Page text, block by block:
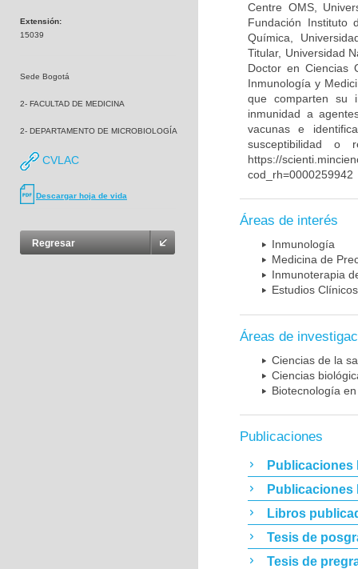
Extensión:
15039
Sede Bogotá
2- FACULTAD DE MEDICINA
2- DEPARTAMENTO DE MICROBIOLOGÍA
CVLAC
Descargar hoja de vida
Regresar
Centre OMS,
Fundación Instituto
Química,
Titular, Universidad
Doctor en Ciencias
Inmunología y
que comparten su
inmunidad a
vacunas e
susceptibilidad o
https://
cod_rh=0000259942
Áreas de interés
Inmunología
Medicina de
Inmunoterapia
Estudios Clínicos
Áreas de
Ciencias de la
Ciencias
Biotecnología
Publicaciones
Publicaciones
Publicaciones
Libros
Tesis de
Tesis de